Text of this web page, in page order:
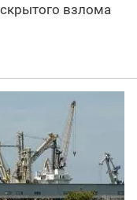
взлома